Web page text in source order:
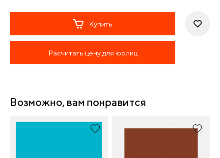
Купить
Расчитать цену для юрлиц
Возможно, вам понравится